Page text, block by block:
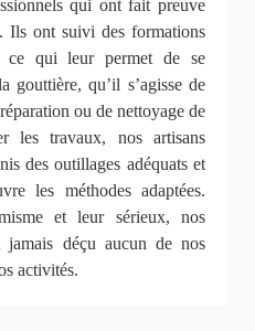
qui ont fait preuve
Ils ont suivi des formations
ce qui leur permet de se
gouttière, qu’il s’agisse de
ou de nettoyage de
les travaux, nos artisans
des outillages adéquats et
les méthodes adaptées.
et leur sérieux, nos
jamais déçu aucun de nos
activités.